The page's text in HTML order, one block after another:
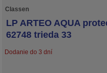
Classen
LP ARTEO AQUA
62748 trieda 33
Dodanie do 3 dní